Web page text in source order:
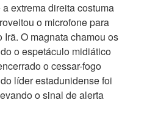
extrema direita costuma
o microfone para
O magnata chamou os
o espetáculo midiático
o cessar-fogo
líder estadunidense foi
o sinal de alerta